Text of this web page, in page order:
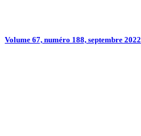
Volume 67, numéro 188, septembre 2022